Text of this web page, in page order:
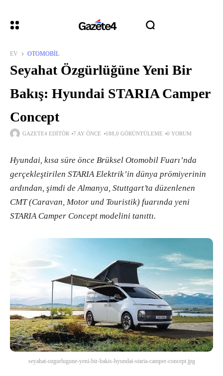
EV OTOMOBIL
Seyahat Özgürlüğüne Yeni Bir
Bakış: Hyundai STARIA Camper
Concept
GAZETE4 EDITÖR 7 AY ÖNCE 188,0 GÖRÜNTÜLEME 0 YORUM
Hyundai, kısa süre önce Brüksel Otomobil Fuarı’nda
gerçekleştirilen STARIA Elektrik’in dünya prömiyerinin
ardından, şimdi de Almanya, Stuttgart’ta düzenlenen
CMT (Caravan, Motor und Touristik) fuarında yeni
STARIA Camper Concept modelini tanıttı.
seyahat-ozgurlugune-yeni-bir-bakis-hyundai-staria-camper-concept.jpg